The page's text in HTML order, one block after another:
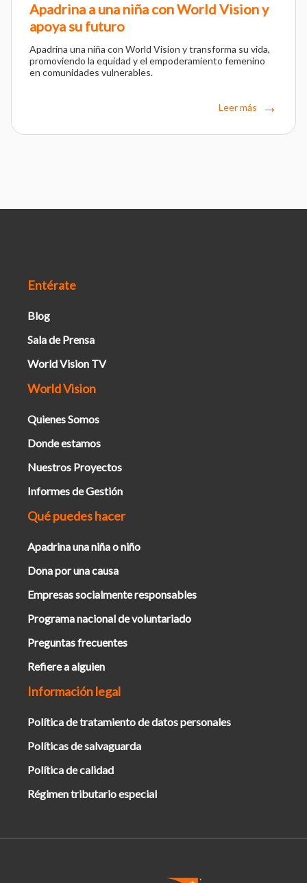
Apadrina a una niña con World Vision y
apoya su futuro
Apadrina una niña con World Vision y transforma su vida,
promoviendo la equidad y el empoderamiento femenino
en comunidades vulnerables.
Leer más
Entérate
Blog
Sala de Prensa
World Vision TV
World Vision
Quienes Somos
Donde estamos
Nuestros Proyectos
Informes de Gestión
Qué puedes hacer
Apadrina una niña o niño
Dona por una causa
Empresas socialmente responsables
Programa nacional de voluntariado
Preguntas frecuentes
Refiere a alguien
Información legal
Política de tratamiento de datos personales
Políticas de salvaguarda
Política de calidad
Régimen tributario especial